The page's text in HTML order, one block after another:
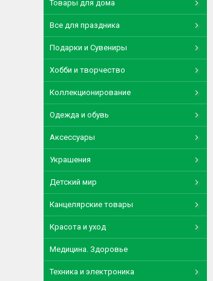
Товары для дома
Все для праздника
Подарки и Сувениры
Хобби и творчество
Коллекционирование
Одежда и обувь
Аксессуары
Украшения
Детский мир
Канцелярские товары
Красота и уход
Медицина. Здоровье
Техника и электроника